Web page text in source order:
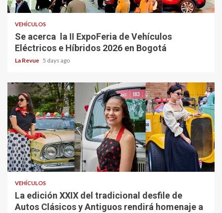
VEHÍCULOS
Se acerca la II ExpoFeria de Vehículos
Eléctricos e Híbridos 2026 en Bogotá
La Revue 5 days ago
VEHÍCULOS
La edición XXIX del tradicional desfile de
Autos Clásicos y Antiguos rendirá homenaje a